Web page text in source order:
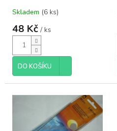
t
ů
Skladem (6 ks)
48 Kč / ks
DO KOŠÍKU